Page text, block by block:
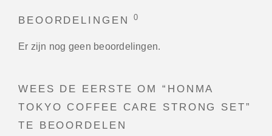
BEOORDELINGEN0
Er zijn nog geen beoordelingen.
WEES DE EERSTE OM “HONMA
TOKYO COFFEE CARE STRONG SET”
TE BEOORDELEN